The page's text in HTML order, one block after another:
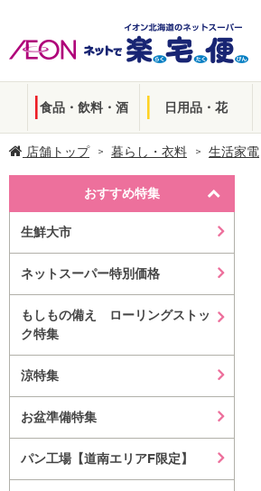
食品・飲料・酒 日用品・花
店舗トップ 暮らし・衣料 生活家電
おすすめ特集
生鮮大市
ネットスーパー特別価格
もしもの備え ローリングストッ
ク特集
涼特集
お盆準備特集
パン工場【道南エリアF限定】